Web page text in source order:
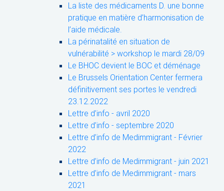
La liste des médicaments D. une bonne
pratique en matière d’harmonisation de
l’aide médicale.
La périnatalité en situation de
vulnérabilité > workshop le mardi 28/09
Le BHOC devient le BOC et déménage
Le Brussels Orientation Center fermera
définitivement ses portes le vendredi
23.12.2022
Lettre d’info - avril 2020
Lettre d’info - septembre 2020
Lettre d’info de Medimmigrant - Février
2022
Lettre d’info de Medimmigrant - juin 2021
Lettre d’info de Medimmigrant - mars
2021